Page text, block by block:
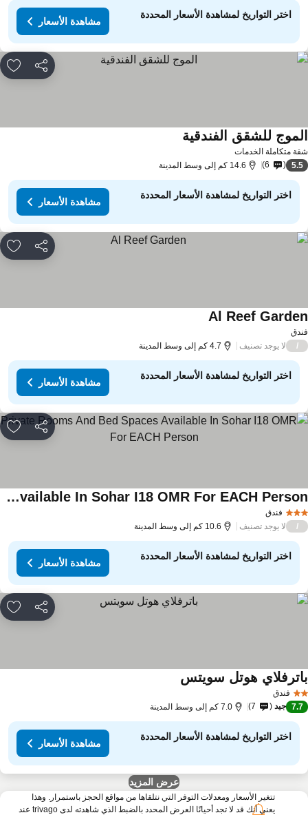
اختر التواريخ لمشاهدة الأسعار المحددة
مشاهدة الأسعار
مشاركة
متكاملة الخدمات
للشقق الفندقيةمشاهدة الأسعار
5.5
6 14.6 كم إلى وسط المدينة
اختر التواريخ لمشاهدة الأسعار المحددة
مشاهدة الأسعار
مشاركة
Al Reef مشاهدة الأسعار
لا يوجد تصنيف 4.7 كم إلى وسط المدينة
اختر التواريخ لمشاهدة الأسعار المحددة
مشاهدة الأسعار
مشاركة
فندق
Private Rooms And Bed Spaces Available In Sohar I18 OMR For EACH Person
الأسعار
لا يوجد تصنيف 10.6 كم إلى وسط المدينة
اختر التواريخ لمشاهدة الأسعار المحددة
مشاهدة الأسعار
مشاركة
فندق
هوتل سويتسمشاهدة الأسعار
7.7 جيد 7 7.0 كم إلى وسط المدينة
اختر التواريخ لمشاهدة الأسعار المحددة
مشاهدة الأسعار
عرض المزيد
تتغير الأسعار ومعدلات التوفر التي نتلقاها من مواقع الحجز باستمرار. وهذا
يعني أنك قد لا تجد أحيانًا العرض المحدد بالضبط الذي شاهدته لدى trivago عند